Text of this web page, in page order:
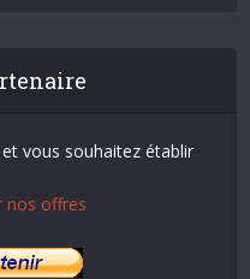
vous souhaitez établir
nos offres